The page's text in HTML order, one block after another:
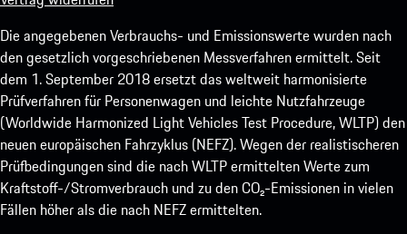
Die angegebenen Verbrauchs- und Emissionswerte wurden nach
den gesetzlich vorgeschriebenen Messverfahren ermittelt. Seit
dem 1. September 2018 ersetzt das weltweit harmonisierte
Prüfverfahren für Personenwagen und leichte Nutzfahrzeuge
(Worldwide Harmonized Light Vehicles Test Procedure, WLTP) den
neuen europäischen Fahrzyklus (NEFZ). Wegen der realistischeren
Prüfbedingungen sind die nach WLTP ermittelten Werte zum
Kraftstoff-/Stromverbrauch und zu den CO₂-Emissionen in vielen
Fällen höher als die nach NEFZ ermittelten.